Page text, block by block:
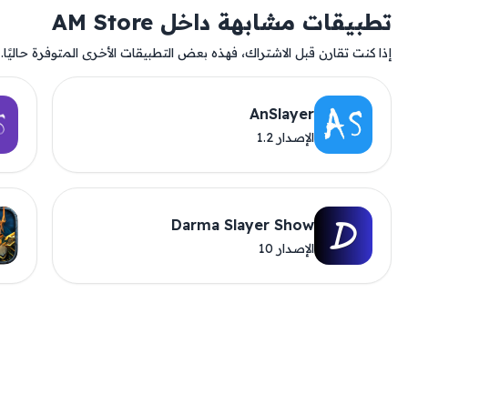
تطبيقات مشابهة داخل AM Store
إذا كنت تقارن قبل الاشتراك، فهذه بعض التطبيقات الأخرى المتوفرة حاليًا.
AnSlayer
الإصدار 1.2
Darma Slayer Show
الإصدار 10